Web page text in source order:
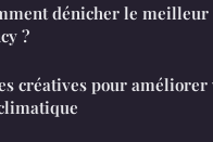
dénicher le meilleur
?
créatives pour améliorer